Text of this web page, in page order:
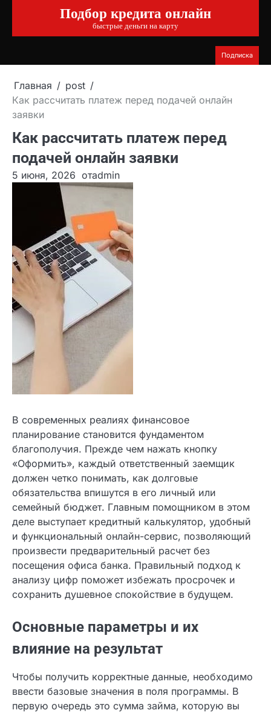
содержимому
Подбор кредита онлайн
быстрые деньги на карту
Подписка
Главная
post
Как рассчитать платеж перед подачей онлайн
заявки
Как рассчитать платеж перед
подачей онлайн заявки
5 июня, 2026 отadmin
В современных реалиях финансовое
планирование становится фундаментом
благополучия. Прежде чем нажать кнопку
«Оформить», каждый ответственный заемщик
должен четко понимать, как долговые
обязательства впишутся в его личный или
семейный бюджет. Главным помощником в этом
деле выступает кредитный калькулятор,
удобный и функциональный онлайн-сервис,
позволяющий произвести предварительный
расчет без посещения офиса банка. Правильный
подход к анализу цифр поможет избежать
просрочек и сохранить душевное спокойствие в
Основные параметры и их
Чтобы получить корректные данные,
необходимо ввести базовые значения в поля